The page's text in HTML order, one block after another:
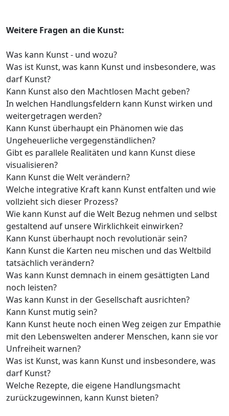
Weitere Fragen an die Kunst:
Was kann Kunst - und wozu?
Was ist Kunst, was kann Kunst und insbesondere, was
darf Kunst?
Kann Kunst also den Machtlosen Macht geben?
In welchen Handlungsfeldern kann Kunst wirken und
weitergetragen werden?
Kann Kunst überhaupt ein Phänomen wie das
Ungeheuerliche vergegenständlichen?
Gibt es parallele Realitäten und kann Kunst diese
visualisieren?
Kann Kunst die Welt verändern?
Welche integrative Kraft kann Kunst entfalten und wie
vollzieht sich dieser Prozess?
Wie kann Kunst auf die Welt Bezug nehmen und selbst
gestaltend auf unsere Wirklichkeit einwirken?
Kann Kunst überhaupt noch revolutionär sein?
Kann Kunst die Karten neu mischen und das Weltbild
tatsächlich verändern?
Was kann Kunst demnach in einem gesättigten Land
noch leisten?
Was kann Kunst in der Gesellschaft ausrichten?
Kann Kunst mutig sein?
Kann Kunst heute noch einen Weg zeigen zur Empathie
mit den Lebenswelten anderer Menschen, kann sie vor
Unfreiheit warnen?
Was ist Kunst, was kann Kunst und insbesondere, was
darf Kunst?
Welche Rezepte, die eigene Handlungsmacht
zurückzugewinnen, kann Kunst bieten?